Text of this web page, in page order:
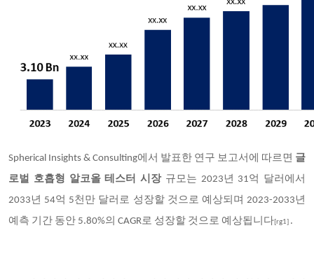
Spherical Insights & Consulting에서 발표한 연구 보고서에 따르면 글
로벌 호흡형 알코올 테스터 시장 규모는 2023년 31억 달러에서
2033년 54억 5천만 달러로 성장할 것으로 예상되며 2023-2033년
예측 기간 동안 5.80%의 CAGR로 성장할 것으로 예상됩니다[rg1] .